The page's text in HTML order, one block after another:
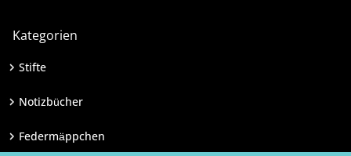
Kategorien
Stifte
Notizbücher
Federmäppchen